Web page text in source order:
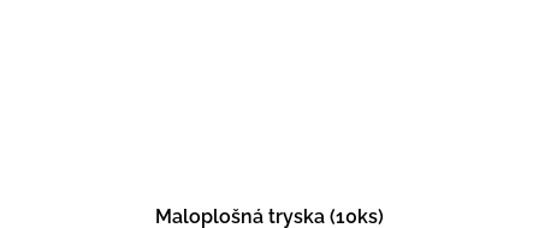
Maloplošná tryska (10ks)